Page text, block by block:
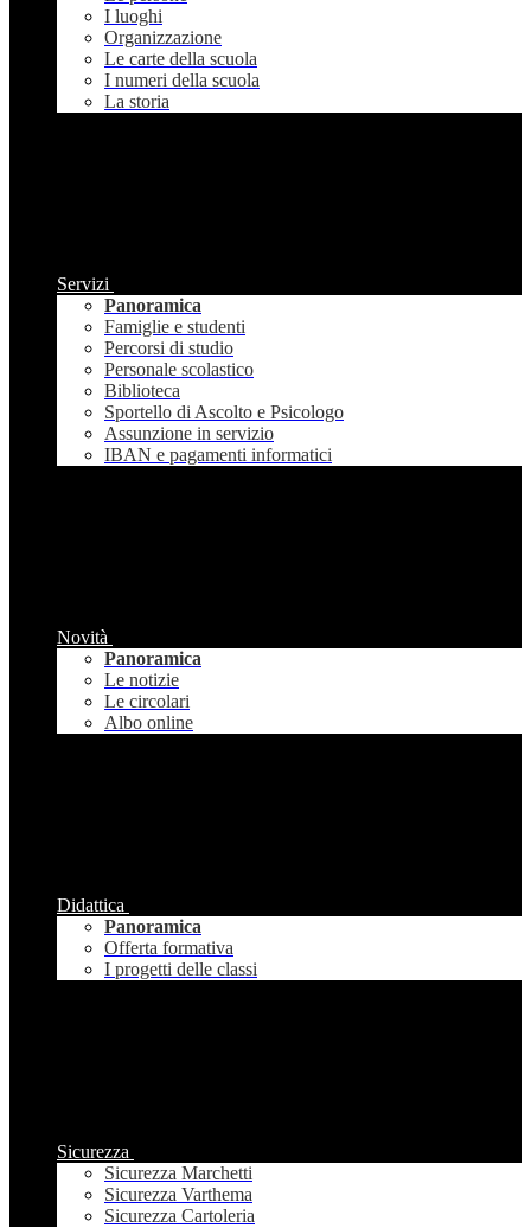
I luoghi
Organizzazione
Le carte della scuola
I numeri della scuola
La storia
Servizi
Panoramica
Famiglie e studenti
Percorsi di studio
Personale scolastico
Biblioteca
Sportello di Ascolto e Psicologo
Assunzione in servizio
IBAN e pagamenti informatici
Novità
Panoramica
Le notizie
Le circolari
Albo online
Didattica
Panoramica
Offerta formativa
I progetti delle classi
Sicurezza
Sicurezza Marchetti
Sicurezza Varthema
Sicurezza Cartoleria